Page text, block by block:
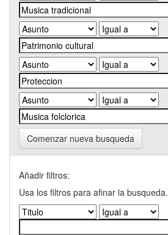
Comenzar nueva busqueda
Añadir filtros:
Usa los filtros para afinar la busqueda.